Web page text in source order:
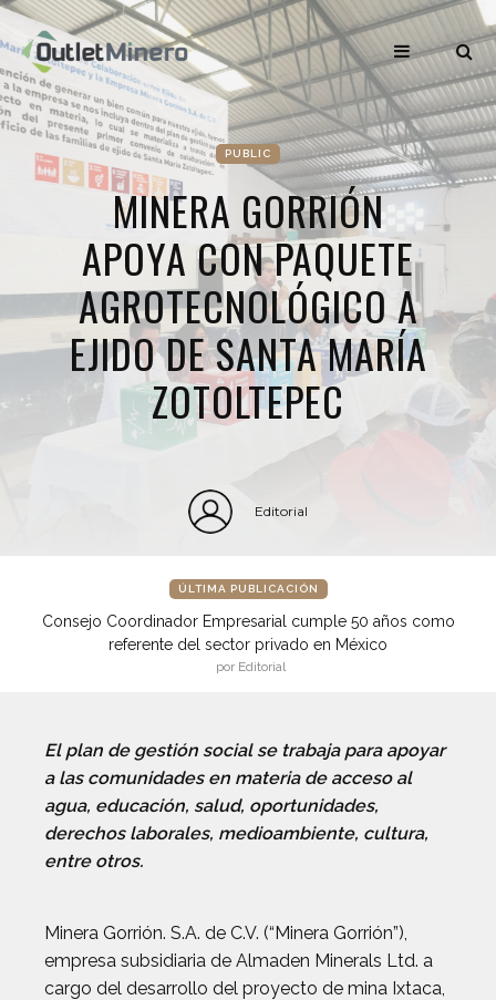
PUBLIC
MINERA GORRIÓN
APOYA CON PAQUETE
AGROTECNOLÓGICO A
EJIDO DE SANTA MARÍA
ZOTOLTEPEC
Editorial
ÚLTIMA PUBLICACIÓN
Consejo Coordinador Empresarial cumple 50 años como
referente del sector privado en México
por Editorial
El plan de gestión social se trabaja para apoyar
a las comunidades en materia de acceso al
agua, educación, salud, oportunidades,
derechos laborales, medioambiente, cultura,
entre otros.
Minera Gorrión. S.A. de C.V. (“Minera Gorrión”),
empresa subsidiaria de Almaden Minerals Ltd. a
cargo del desarrollo del proyecto de mina Ixtaca,